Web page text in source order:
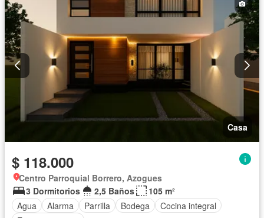
Casa
$ 118.000
Centro Parroquial Borrero, Azogues
3 Dormitorios
2,5 Baños
105 m²
Agua
Alarma Parrilla Bodega
Cocina integral